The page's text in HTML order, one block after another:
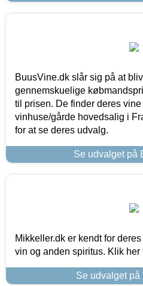
BuusVine.dk slår sig på at
gennemskuelige
til prisen. De finder deres
vinhuse/gårde hovedsalig i
for at se deres udvalg.
Se udvalget på
Mikkeller.dk er kendt for
vin og anden spiritus. Klik her
Se udvalget på